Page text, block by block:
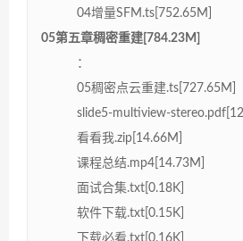
04增量SFM.ts[752.65M]
05第五章稠密重建[784.23M]
：
05稠密点云重建.ts[727.65M]
slide5-multiview-
看看我.zip[14.66M]
课程总结.mp4[14.73M]
面试合集.txt[0.18K]
软件下载.txt[0.15K]
下载必看.txt[0.16K]